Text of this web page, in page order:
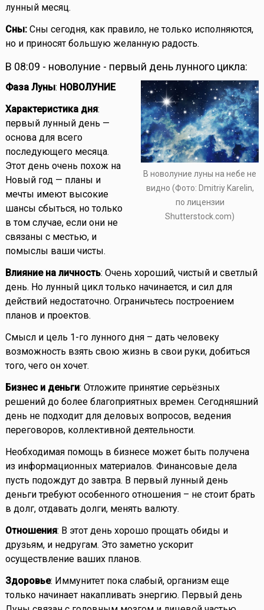
лунный месяц.
Сны:Сны сегодня, как правило, не только исполняются,
но и приносят большую желанную радость.
В 08:09 - новолуние - первый день лунного цикла:
В новолуние луны на небе не
видно (Фото: Dmitriy Karelin,
по лицензии
Shutterstock.com)
Фаза Луны: НОВОЛУНИЕ
Характеристика дня:
первый лунный день —
основа для всего
последующего месяца.
Этот день очень похож на
Новый год — планы и
мечты имеют высокие
шансы сбыться, но только
в том случае, если они не
связаны с местью, и
помыслы ваши чисты.
Влияние на личность: Очень хороший, чистый и светлый
день. Но лунный цикл только начинается, и сил для
действий недостаточно. Ограничьтесь построением
планов и проектов.
Смысл и цель 1-го лунного дня – дать человеку
возможность взять свою жизнь в свои руки, добиться
того, чего он хочет.
Бизнес и деньги: Отложите принятие серьёзных
решений до более благоприятных времен. Сегодняшний
день не подходит для деловых вопросов, ведения
переговоров, коллективной деятельности.
Необходимая помощь в бизнесе может быть получена
из информационных материалов. Финансовые дела
пусть подождут до завтра. В первый лунный день
деньги требуют особенного отношения – не стоит брать
в долг, отдавать долги, менять валюту.
Отношения: В этот день хорошо прощать обиды и
друзьям, и недругам. Это заметно ускорит
осуществление ваших планов.
Здоровье: Иммунитет пока слабый, организм еще
только начинает накапливать энергию. Первый день